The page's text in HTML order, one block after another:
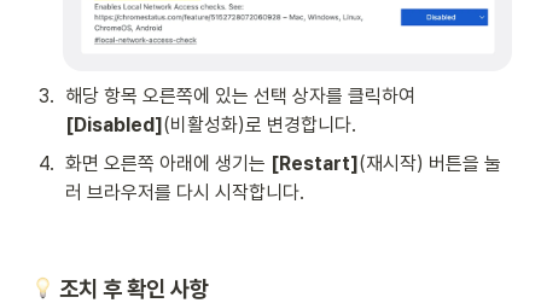
3.
[Disabled](비활성화)로 변경합니다.
4. 화면 오른쪽 아래에 생기는 [Restart](재시작) 버튼을 눌
러 브라우저를 다시 시작합니다.
조치 후 확인 사항